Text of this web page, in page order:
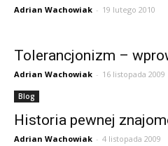
Adrian Wachowiak - 19 lutego 2010
Tolerancjonizm –
Adrian Wachowiak - 16 listopada 2009
Blog
Historia pewnej
Adrian Wachowiak - 4 listopada 2009